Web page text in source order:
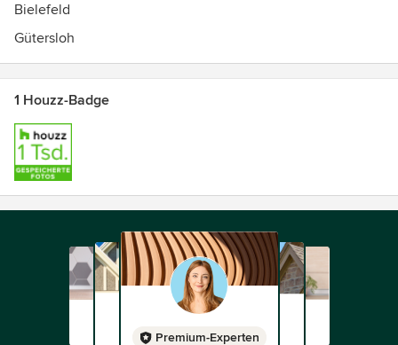
Bielefeld
Gütersloh
1 Houzz-Badge
Premium-Experten